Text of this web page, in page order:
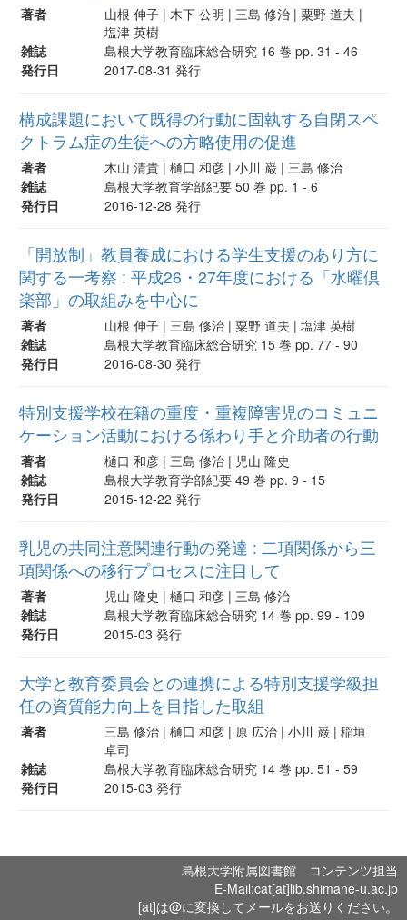
著者
山根 伸子 | 木下 公明 | 三島 修治 | 粟野 道夫 |
塩津 英樹
雑誌
島根大学教育臨床総合研究 16 巻 pp. 31 - 46
発行日
2017-08-31 発行
構成課題において既得の行動に固執する自閉スペ
クトラム症の生徒への方略使用の促進
著者
木山 清貴 | 樋口 和彦 | 小川 巌 | 三島 修治
雑誌
島根大学教育学部紀要 50 巻 pp. 1 - 6
発行日
2016-12-28 発行
「開放制」教員養成における学生支援のあり方に
関する一考察 : 平成26・27年度における「水曜倶
楽部」の取組みを中心に
著者
山根 伸子 | 三島 修治 | 粟野 道夫 | 塩津 英樹
雑誌
島根大学教育臨床総合研究 15 巻 pp. 77 - 90
発行日
2016-08-30 発行
特別支援学校在籍の重度・重複障害児のコミュニ
ケーション活動における係わり手と介助者の行動
著者
樋口 和彦 | 三島 修治 | 児山 隆史
雑誌
島根大学教育学部紀要 49 巻 pp. 9 - 15
発行日
2015-12-22 発行
乳児の共同注意関連行動の発達 : 二項関係から三
項関係への移行プロセスに注目して
著者
児山 隆史 | 樋口 和彦 | 三島 修治
雑誌
島根大学教育臨床総合研究 14 巻 pp. 99 - 109
発行日
2015-03 発行
大学と教育委員会との連携による特別支援学級担
任の資質能力向上を目指した取組
著者
三島 修治 | 樋口 和彦 | 原 広治 | 小川 巌 | 稲垣
卓司
雑誌
島根大学教育臨床総合研究 14 巻 pp. 51 - 59
発行日
2015-03 発行
島根大学附属図書館 コンテンツ担当
E-Mail:cat[at]lib.shimane-u.ac.jp
[at]は@に変換してメールをお送りください。